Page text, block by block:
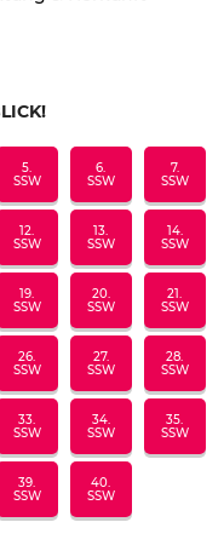
5.
SSW
6.
SSW
7.
SSW
12.
SSW
13.
SSW
14.
SSW
19.
SSW
20.
SSW
21.
SSW
26.
SSW
27.
SSW
28.
SSW
33.
SSW
34.
SSW
35.
SSW
39.
SSW
40.
SSW